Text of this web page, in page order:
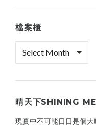
檔案櫃
晴天下SHINING
現實中不可能日日是個